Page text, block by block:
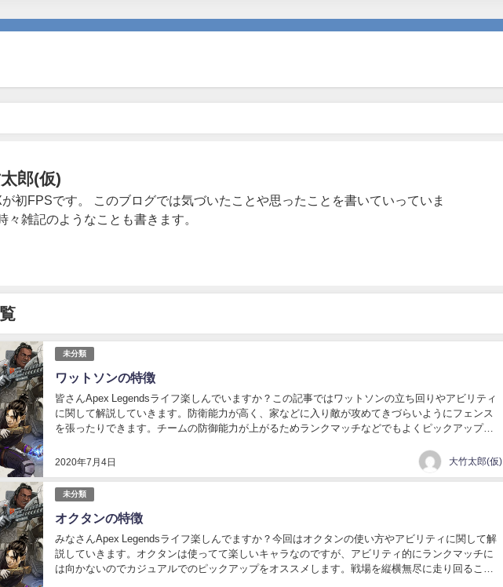
郎(仮)
初FPSです。 このブログでは気づいたことや思ったことを書いていっていま
々雑記のようなことも書きます。
未分類
ワットソンの特徴
2020年7月4日
皆さんApex Legendsライフ楽しんでいますか？この記事ではワットソンの立ち回りやアビリティ
に関して解説していきます。防衛能力が高く、家などに入り敵が攻めてきづらいようにフェンス
を張ったりできます。チームの防御能力が上がるためランクマッチなどでもよくピックアップさ
大竹太郎(仮)
未分類
オクタンの特徴
みなさんApex Legendsライフ楽しんでますか？今回はオクタンの使い方やアビリティに関して解
説していきます。オクタンは使ってて楽しいキャラなのですが、アビリティ的にランクマッチに
は向かないのでカジュアルでのピックアップをオススメします。戦場を縦横無尽に走り回ること